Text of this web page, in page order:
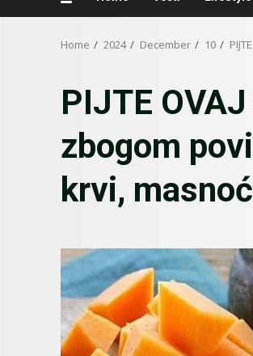
Home 2024 December 10
PIJTE
zbogom
krvi,